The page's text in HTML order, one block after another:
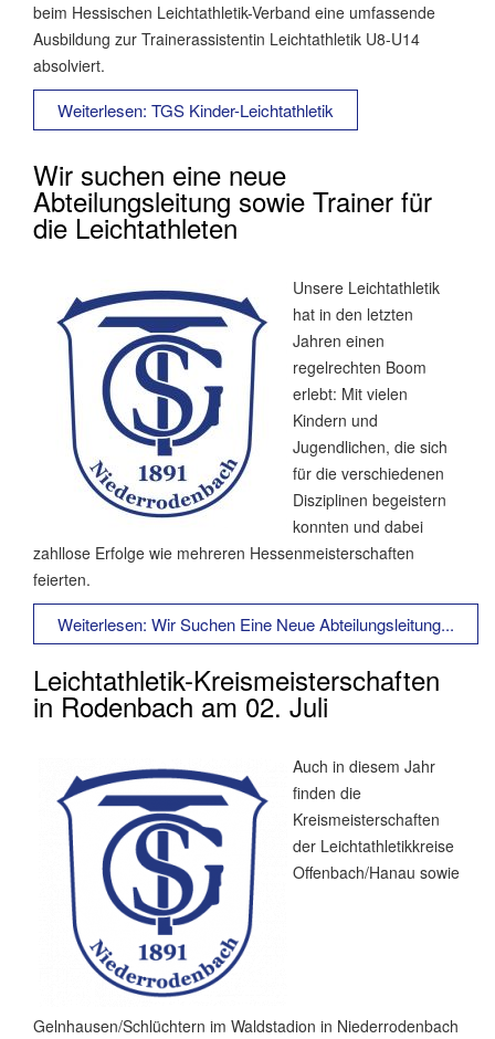
beim Hessischen Leichtathletik-Verband eine umfassende
Ausbildung zur Trainerassistentin Leichtathletik U8-U14
absolviert.
Weiterlesen: TGS Kinder-Leichtathletik
Wir suchen eine neue
Abteilungsleitung sowie Trainer für
die Leichtathleten
Unsere Leichtathletik
hat in den letzten
Jahren einen
regelrechten Boom
erlebt: Mit vielen
Kindern und
Jugendlichen, die sich
für die verschiedenen
Disziplinen begeistern
konnten und dabei
zahllose Erfolge wie mehreren Hessenmeisterschaften
feierten.
Weiterlesen: Wir Suchen Eine Neue Abteilungsleitung...
Leichtathletik-Kreismeisterschaften
in Rodenbach am 02. Juli
Auch in diesem Jahr
finden die
Kreismeisterschaften
der Leichtathletikkreise
Offenbach/Hanau sowie
Gelnhausen/Schlüchtern im Waldstadion in Niederrodenbach